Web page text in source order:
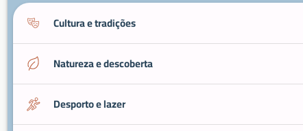
Cultura e tradições
Natureza e descoberta
Desporto e lazer